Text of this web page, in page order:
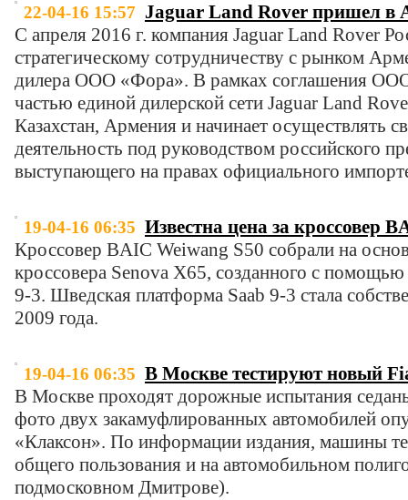
22-04-16 15:57 Jaguar Land Rover пришел в
С апреля 2016 г. компания Jaguar Land Rover
стратегическому сотрудничеству с рынком
дилера ООО «Фора». В рамках соглашения
частью единой дилерской сети Jaguar Land
Казахстан, Армения и начинает осуществлять
деятельность под руководством российского
выступающего на правах официального
19-04-16 06:35 Известна цена за кроссовер
Кроссовер BAIC Weiwang S50 собрали на
кроссовера Senova X65, созданного с
9-3. Шведская платформа Saab 9-3 стала
2009 года.
19-04-16 06:35 В Москве тестируют новый
В Москве проходят дорожные испытания
фото двух закамуфлированных автомобилей
«Клаксон». По информации издания, машины
общего пользования и на автомобильном
подмосковном Дмитрове).